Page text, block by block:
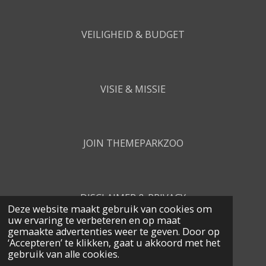
Deze website maakt gebruik van cookies om
uw ervaring te verbeteren en op maat
gemaakte advertenties weer te geven. Door op
‘Accepteren’ te klikken, gaat u akkoord met het
gebruik van alle cookies.
VEILIGHEID & BUDGET
VISIE & MISSIE
JOIN THEMEPARKZOO
DISCLAIMER & PRIVACY
CONTACT